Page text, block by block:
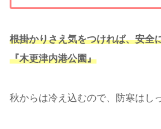
根掛かりさえ気をつければ、安全
『木更津内港公園』
秋からは冷え込むので、防寒はし